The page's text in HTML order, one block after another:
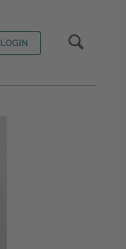
LOGIN